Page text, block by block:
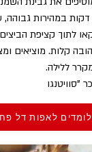
לומדים לאפות דל